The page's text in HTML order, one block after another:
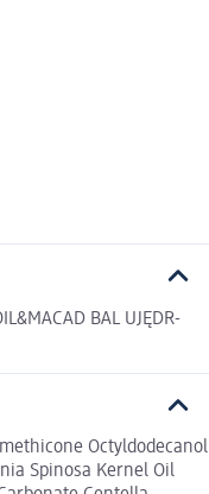
BAL UJĘDR-
Octyldodecanol
Spinosa Kernel Oil